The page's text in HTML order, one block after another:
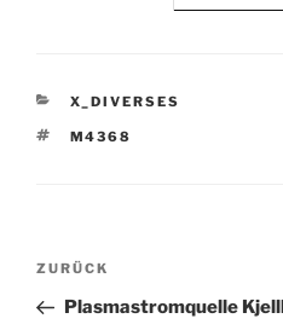
KATEGORIEN
X_DIVERSES
SCHLAGWÖRTER
M4368
Beitrags-
Vorheriger
Beitrag
ZURÜCK
Plasmastromquelle